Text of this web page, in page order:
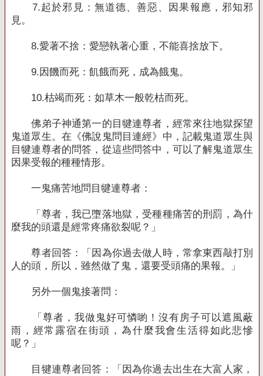
7.起於邪見：無道德、善惡、因果報應，邪知邪
見。
8.愛著不捨：愛戀執著心重，不能喜捨放下。
9.因饑而死：飢餓而死，成為餓鬼。
10.枯竭而死：如草木一般乾枯而死。
佛弟子神通第一的目犍連尊者，經常來往地獄探望
鬼道眾生。在《佛說鬼問目連經》中，記載鬼道眾生與
目犍連尊者的問答，從這些問答中，可以了解鬼道眾生
因果受報的種種情形。
一鬼痛苦地問目犍連尊者：
「尊者，我已墮落地獄，受種種痛苦的刑罰，為什
麼我的頭還是經常疼痛欲裂呢？」
尊者回答：「因為你過去做人時，常拿東西敲打別
人的頭，所以，雖然做了鬼，還要受頭痛的果報。」
另外一個鬼接著問：
「尊者，我做鬼好可憐喲！沒有房子可以遮風蔽
雨，經常露宿在街頭，為什麼我會生活得如此悲慘
呢？」
目犍連尊者回答：「因為你過去出生在大富人家，